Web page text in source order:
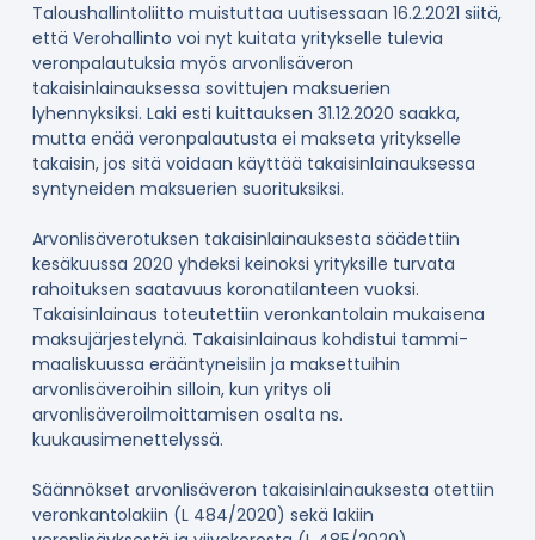
Taloushallintoliitto muistuttaa uutisessaan 16.2.2021 siitä,
että Verohallinto voi nyt kuitata yritykselle tulevia
veronpalautuksia myös arvonlisäveron
takaisinlainauksessa sovittujen maksuerien
lyhennyksiksi. Laki esti kuittauksen 31.12.2020 saakka,
mutta enää veronpalautusta ei makseta yritykselle
takaisin, jos sitä voidaan käyttää takaisinlainauksessa
syntyneiden maksuerien suorituksiksi.
Arvonlisäverotuksen takaisinlainauksesta säädettiin
kesäkuussa 2020 yhdeksi keinoksi yrityksille turvata
rahoituksen saatavuus koronatilanteen vuoksi.
Takaisinlainaus toteutettiin veronkantolain mukaisena
maksujärjestelynä. Takaisinlainaus kohdistui tammi-
maaliskuussa erääntyneisiin ja maksettuihin
arvonlisäveroihin silloin, kun yritys oli
arvonlisäveroilmoittamisen osalta ns.
kuukausimenettelyssä.
Säännökset arvonlisäveron takaisinlainauksesta otettiin
veronkantolakiin (L 484/2020) sekä lakiin